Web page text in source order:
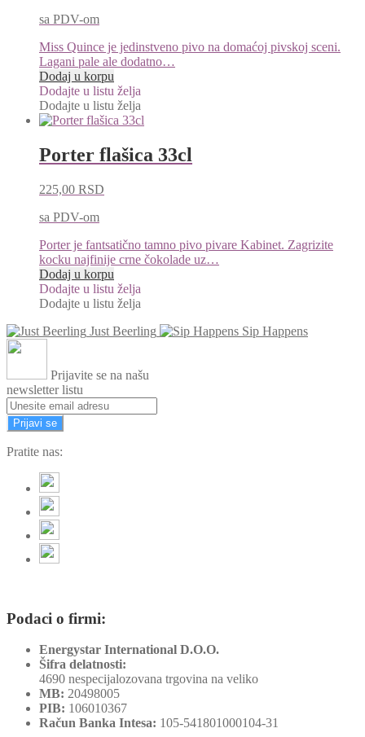
sa PDV-om
Miss Quince je jedinstveno pivo na domaćoj pivskoj sceni.
Lagani pale ale dodatno…
Dodaj u korpu
Dodajte u listu želja
Dodajte u listu želja
Porter flašica 33cl
225,00 RSD
sa PDV-om
Porter je fantsatično tamno pivo pivare Kabinet. Zagrizite
kocku najfinije crne čokolade uz…
Dodaj u korpu
Dodajte u listu želja
Dodajte u listu želja
Just Beerling
Sip Happens
Prijavite se na našu
newsletter listu
Prijavi se
Pratite nas:
Podaci o firmi:
Energystar International D.O.O.
Šifra delatnosti:
4690 nespecijalozovana trgovina na veliko
MB: 20498005
PIB: 106010367
Račun Banka Intesa: 105-541801000104-31